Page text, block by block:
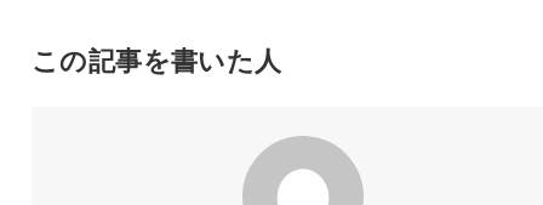
この記事を書いた人